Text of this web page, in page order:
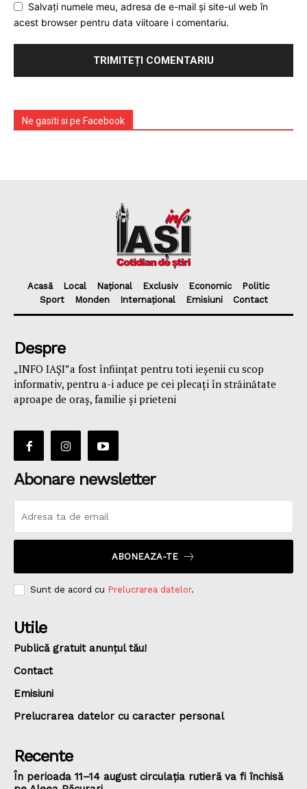
Salvați numele meu, adresa de e-mail și site-ul web în
acest browser pentru data viitoare i comentariu.
Ne gasiti si pe Facebook
Acasă Local Național Exclusiv Economic
Politic
Sport
Monden Internațional Emisiuni Contact
Despre
„INFO IAȘI”a fost înfiinţat pentru toti ieşenii cu scop
informativ, pentru a-i aduce pe cei plecaţi în străinătate
aproape de oraş, familie și prieteni
Abonare newsletter
ABONEAZA-TE
Sunt de acord cu Prelucrarea datelor.
Utile
Publică gratuit anunțul tău!
Contact
Emisiuni
Prelucrarea datelor cu caracter personal
Recente
În perioada 11–14 august circulația rutieră va fi închisă